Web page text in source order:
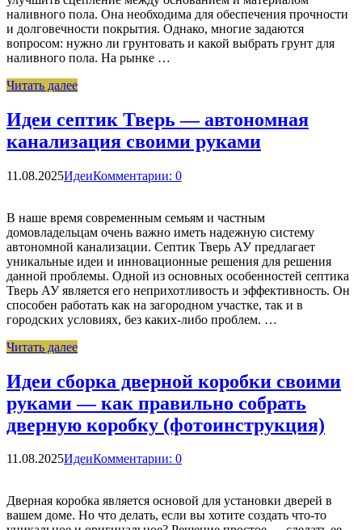
наливного пола. Она необходима для обеспечения прочности
и долговечности покрытия. Однако, многие задаются
вопросом: нужно ли грунтовать и какой выбрать грунт для
наливного пола. На рынке …
Читать далее
Идеи септик Тверь — автономная
канализация своими руками
11.08.2025ИдеиКомментарии: 0
В наше время современным семьям и частным
домовладельцам очень важно иметь надежную систему
автономной канализации. Септик Тверь АУ предлагает
уникальные идеи и инновационные решения для решения
данной проблемы. Одной из основных особенностей септика
Тверь АУ является его неприхотливость и эффективность. Он
способен работать как на загородном участке, так и в
городских условиях, без каких-либо проблем. …
Читать далее
Идеи сборка дверной коробки своими
руками — как правильно собрать
дверную коробку (фотоинструкция)
11.08.2025ИдеиКомментарии: 0
Дверная коробка является основой для установки дверей в
вашем доме. Но что делать, если вы хотите создать что-то